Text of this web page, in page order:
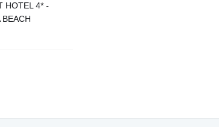
HOTEL 4* -